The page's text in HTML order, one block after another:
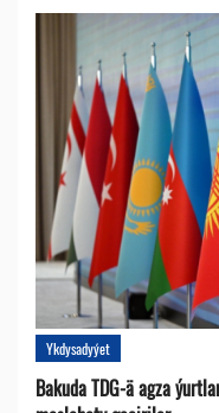
Ykdysadyýet
Bakuda TDG-ä agza